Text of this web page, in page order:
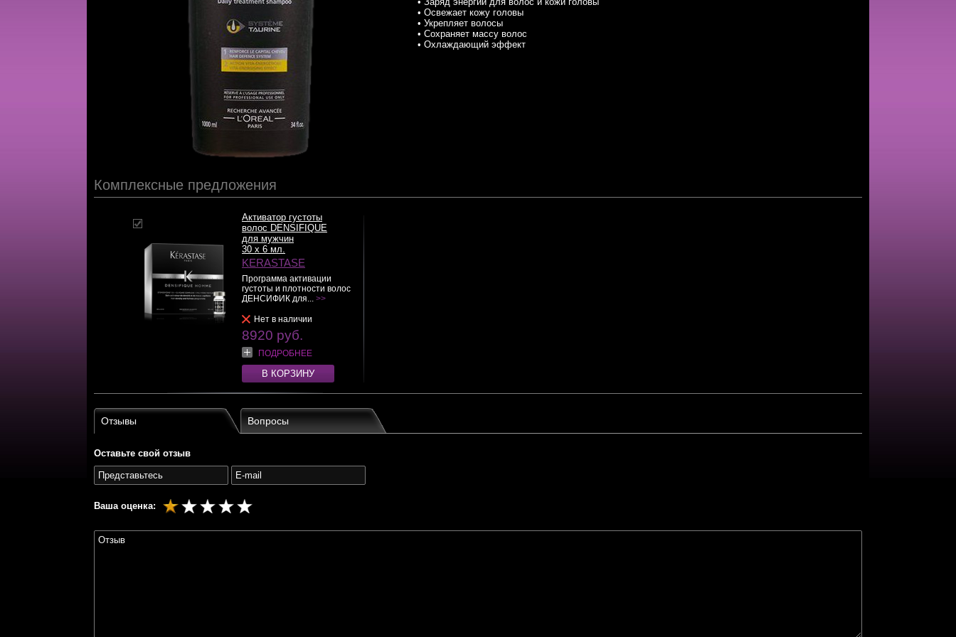
• Освежает кожу головы
• Укрепляет волосы
• Сохраняет массу волос
• Охлаждающий эффект
Комплексные предложения
Активатор густоты
волос DENSIFIQUE
для мужчин
30 x 6 мл.
KERASTASE
Программа активации
густоты и плотности волос
ДЕНСИФИК для... >>
Нет в наличии
8920 руб.
ПОДРОБНЕЕ
В КОРЗИНУ
Отзывы Вопросы
Оставьте свой отзыв
Ваша оценка: